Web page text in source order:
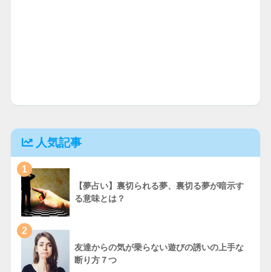
人気記事
1
【夢占い】裏切られる夢、裏切る夢が暗示す
る意味とは？
2
友達からの気が乗らない遊びの誘いの上手な
断り方７つ